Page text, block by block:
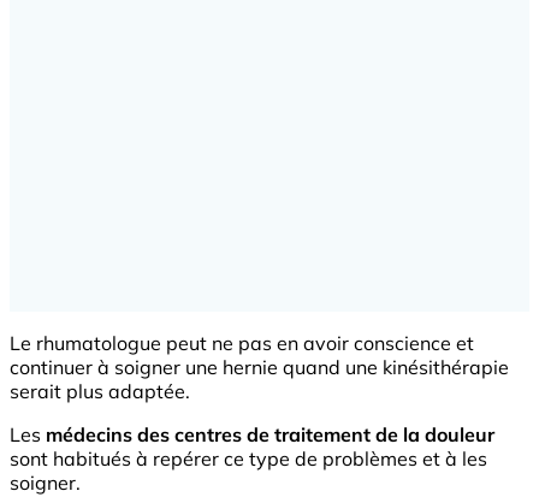
Le rhumatologue peut ne pas en avoir conscience et
continuer à soigner une hernie quand une kinésithérapie
serait plus adaptée.
Les médecins des centres de traitement de la douleur
sont habitués à repérer ce type de problèmes et à les
soigner.